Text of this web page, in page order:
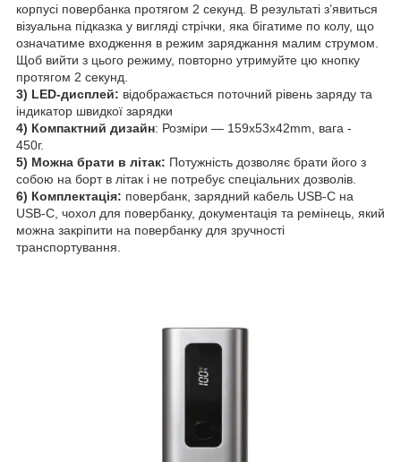
корпусі повербанка протягом 2 секунд. В результаті з’явиться
візуальна підказка у вигляді стрічки, яка бігатиме по колу, що
означатиме входження в режим заряджання малим струмом.
Щоб вийти з цього режиму, повторно утримуйте цю кнопку
протягом 2 секунд.
3) LED-дисплей: відображається поточний рівень заряду та
індикатор швидкої зарядки
4) Компактний дизайн: Розміри — 159x53x42mm, вага -
450г.
5) Можна брати в літак: Потужність дозволяє брати його з
собою на борт в літак і не потребує спеціальних дозволів.
6) Комплектація: повербанк, зарядний кабель USB-C на
USB-C, чохол для повербанку, документація та ремінець, який
можна закріпити на повербанку для зручності
транспортування.